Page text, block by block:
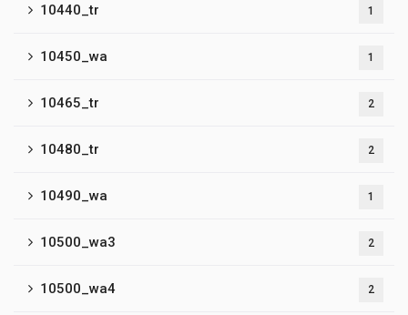
10440_tr 1
10450_wa 1
10465_tr 2
10480_tr 2
10490_wa 1
10500_wa3 2
10500_wa4 2